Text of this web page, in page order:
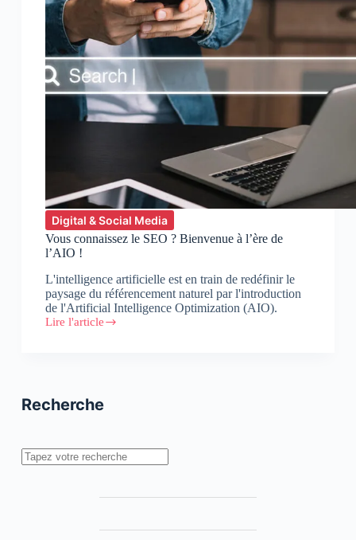
Digital & Social Media
Vous connaissez le SEO ? Bienvenue à l’ère de
l’AIO !
L'intelligence artificielle est en train de redéfinir le
paysage du référencement naturel par l'introduction
de l'Artificial Intelligence Optimization (AIO).
Lire l'article
Vous
à
l’AIO
!
Recherche
Rechercher